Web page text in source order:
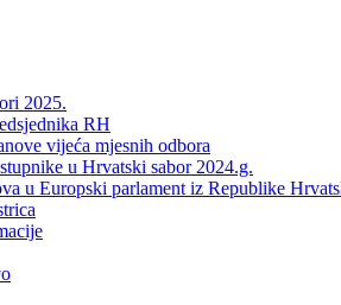
2025.
RH
vijeća mjesnih odbora
u Hrvatski sabor 2024.g.
u Europski parlament iz Republike